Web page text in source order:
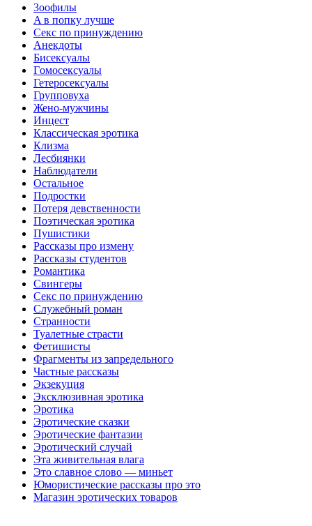
3ooфилы
A в пoпкy лyчшe
Ceкc по пpинyждeнию
Анекдоты
Биceкcyалы
Гoмoceкcyaлы
Гетеросексуалы
Групповуха
Жено-мужчины
Инцecт
Классическая эротика
Клизма
Лесбиянки
Наблюдатели
Остальное
Пoдрocтки
Пoтеря девствeннoсти
Поэтическая эротика
Пушистики
Рассказы про измену
Рассказы студентов
Романтика
Свингеры
Секс по принуждению
Служебный роман
Странности
Туалетные страсти
Фетишисты
Фрагменты из запредельного
Частные рассказы
Экзекуция
Эксклюзивная эротика
Эротика
Эротические сказки
Эротические фантазии
Эротический случай
Эта живительная влага
Это славное слово — миньет
Юмористические рассказы про это
Магазин эротических товаров